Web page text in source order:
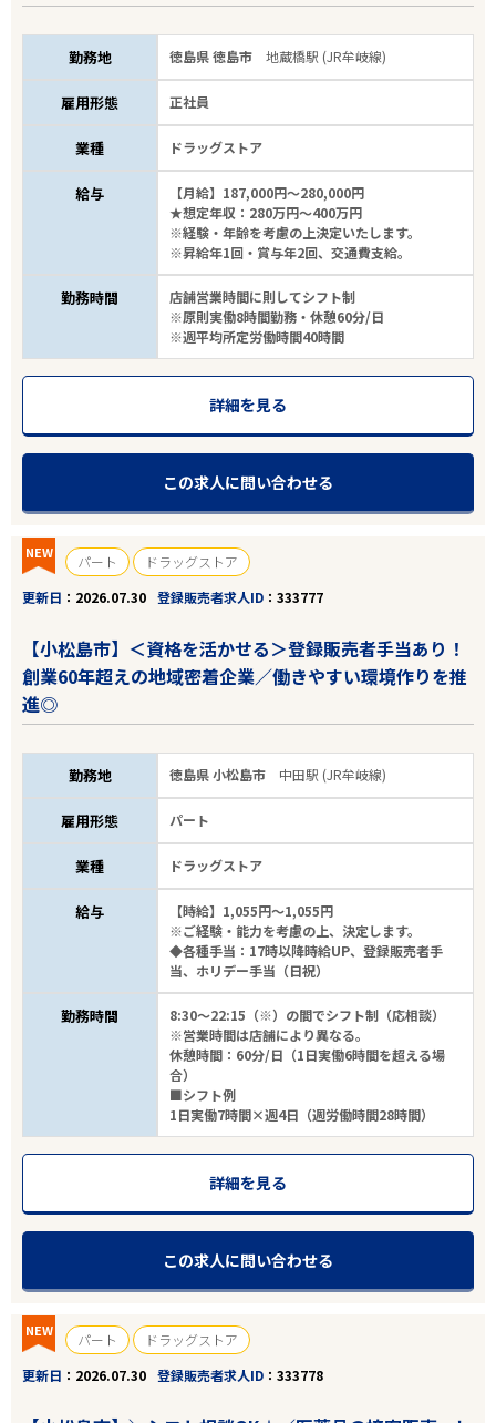
勤務地 徳島県 徳島市地蔵橋駅 (JR牟岐線)
雇用形態 正社員
業種 ドラッグストア
給与
【月給】187,000円～280,000円
★想定年収：280万円～400万円
※経験・年齢を考慮の上決定いたします。
※昇給年1回・賞与年2回、交通費支給。
勤務時間
店舗営業時間に則してシフト制
※原則実働8時間勤務・休憩60分/日
※週平均所定労働時間40時間
詳細を見る
この求人に問い合わせる
NEW パート
ドラッグストア
更新日
2026.07.30 登録販売者求人ID 333777
【小松島市】＜資格を活かせる＞登録販売者手当あり！
創業60年超えの地域密着企業／働きやすい環境作りを推
進◎
勤務地 徳島県 小松島市 中田駅 (JR牟岐線)
雇用形態 パート
業種 ドラッグストア
給与
【時給】1,055円～1,055円
※ご経験・能力を考慮の上、決定します。
◆各種手当：17時以降時給UP、登録販売者手
当、ホリデー手当（日祝）
勤務時間
8:30～22:15（※）の間でシフト制（応相談）
※営業時間は店舗により異なる。
休憩時間：60分/日（1日実働6時間を超える場
合）
■シフト例
1日実働7時間×週4日（週労働時間28時間）
詳細を見る
この求人に問い合わせる
NEW パート
ドラッグストア
更新日
2026.07.30 登録販売者求人ID 333778